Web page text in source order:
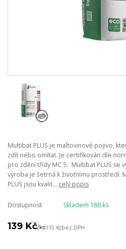
Multibat PLUS je maltovinové pojivo,
zdít nebo omítat. Je certifikován dle
pro zdění třídy MC 5. Multibat PLUS se
výroba je šetrná k životnímu prostředí.
PLUS jsou kvalit... celý popis
Dostupnost Skladem 180 ks
139 Kč/ks115 Kčbez DPH